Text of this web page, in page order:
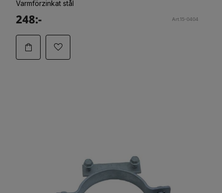
Varmförzinkat stål
248:- Art.15-0404